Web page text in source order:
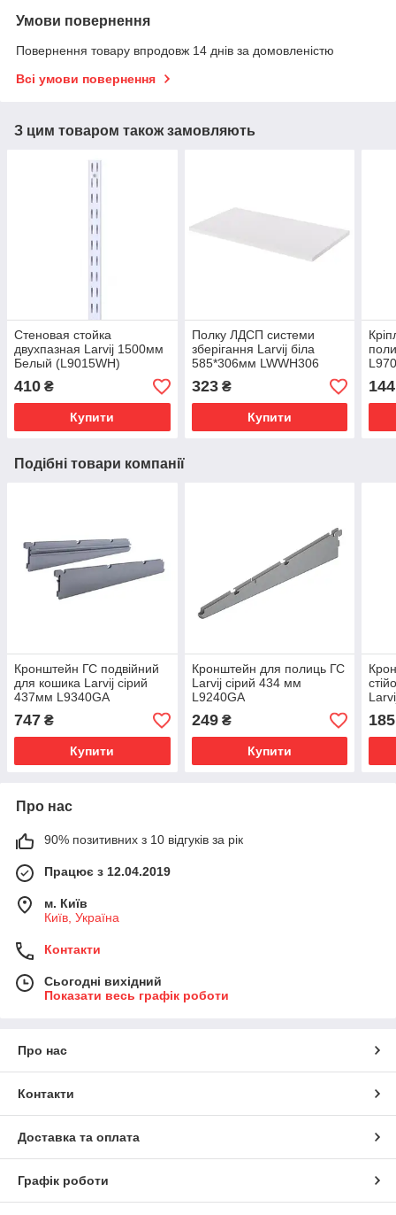
Умови повернення
Повернення товару впродовж 14 днів за домовленістю
Всі умови повернення
З цим товаром також замовляють
Стеновая стойка
двухпазная Larvij 1500мм
Белый (L9015WH)
410 ₴
Купити
Полку ЛДСП системи
зберігання Larvij біла
585*306мм LWWH306
323₴
Купити
144
Подібні товари компанії
Кронштейн ГС подвійний
для кошика Larvij сірий
437мм L9340GA
747 ₴
Купити
Кронштейн для полиць ГС
Larvij сірий 434 мм
L9240GA
249₴
Купити
185
Про нас
90% позитивних з 10 відгуків за рік
Працює з 12.04.2019
м. Київ
Київ, Україна
Контакти
Сьогодні вихідний
Показати весь графік роботи
Про нас
Контакти
Доставка та оплата
Графік роботи